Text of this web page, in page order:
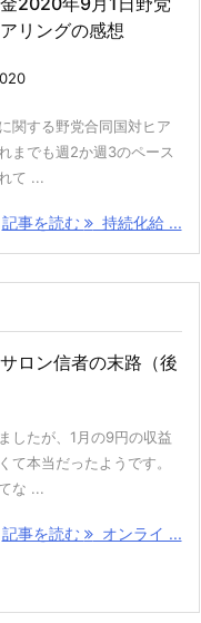
リングの感想
関する野党合同国対ヒア
までも週2か週3のペース
て ...
記事を読む 持続化給 ...
ロン信者の末路（後
したが、1月の9円の収益
て本当だったようです。
な ...
記事を読む オンライ ...